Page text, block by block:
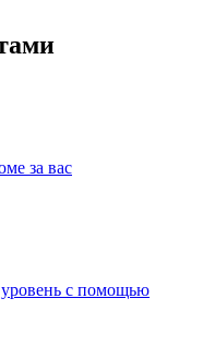
за вас
с помощью